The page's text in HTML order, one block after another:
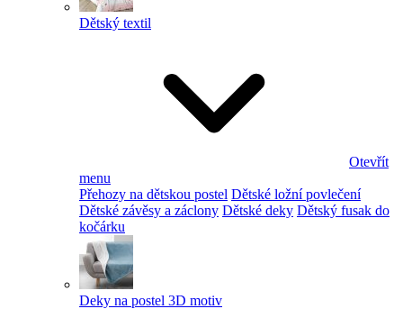
Dětský textil
Otevřít
menu
Přehozy na dětskou postel Dětské ložní povlečení
Dětské závěsy a záclony Dětské deky Dětský fusak do
kočárku
Deky na postel 3D motiv